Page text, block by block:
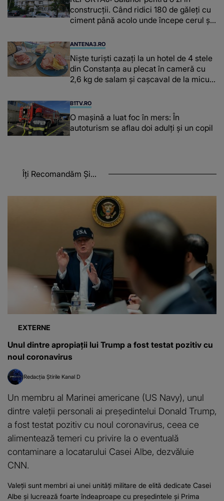
construcții. ​​​​​​​Când ridici 180 de găleți cu
ciment până acolo unde începe cerul și
ANTENA3.RO
Niște turiști cazați la un hotel de 4 stele
din Constanța au plecat în cameră cu
2,6 kg de salam și cașcaval de la micul
B1TV.RO
O maşină a luat foc în mers: În
autoturism se aflau doi adulți și un copil
Îți Recomandăm Și...
EXTERNE
Unul dintre apropiații lui Trump a fost testat pozitiv cu
noul coronavirus
Redacția Știrile Kanal D
Un membru al Marinei americane (US Navy), unul
dintre valeţii personali ai preşedintelui Donald Trump,
a fost testat pozitiv cu noul coronavirus, ceea ce
alimentează temeri cu privire la o eventuală
contaminare a locatarului Casei Albe, dezvăluie
CNN.
Valeţii sunt membri ai unei unităţi militare de elită dedicate Casei
Albe şi lucrează foarte îndeaproape cu preşedintele şi Prima